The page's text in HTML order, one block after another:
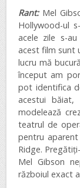
Rant: Mel
Hollywood-ul
acele zile s-
acest film sunt
lucru mă
început am
pot identifica
acestui băiat,
modelează
teatrul de
pentru
Ridge.
Mel Gibson
războiul exact